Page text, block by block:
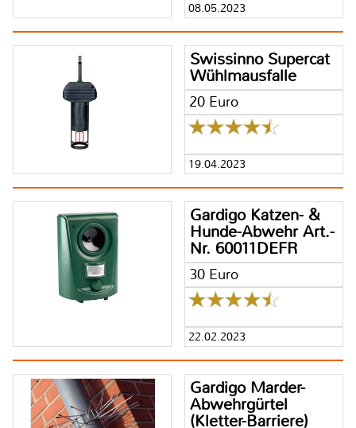
08.05.2023
Swissinno Supercat
Wühlmausfalle
20 Euro
19.04.2023
Gardigo Katzen- &
Hunde-Abwehr Art.-
Nr. 60011DEFR
30 Euro
22.02.2023
Gardigo Marder-
Abwehrgürtel
(Kletter-Barriere)